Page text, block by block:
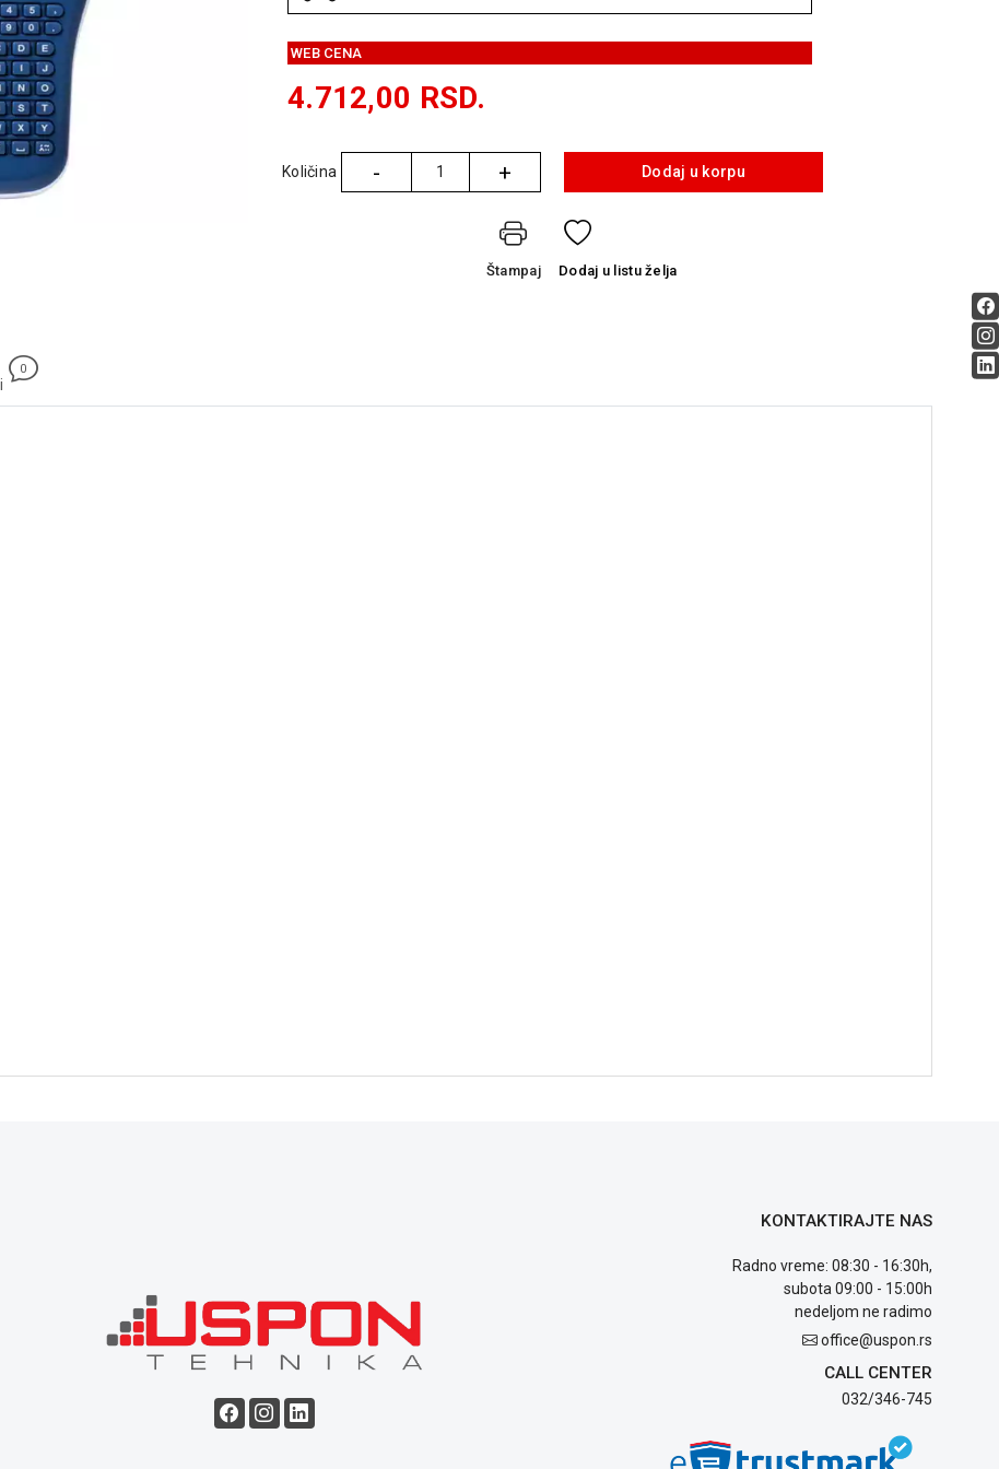
WEB CENA
4.712,00 RSD.
Količina - + Dodaj u korpu
Štampaj Dodaj u listu želja
0
KONTAKTIRAJTE NAS
Radno vreme: 08:30 - 16:30h,
subota 09:00 - 15:00h
nedeljom ne radimo
office@uspon.rs
CALL CENTER
032/346-745